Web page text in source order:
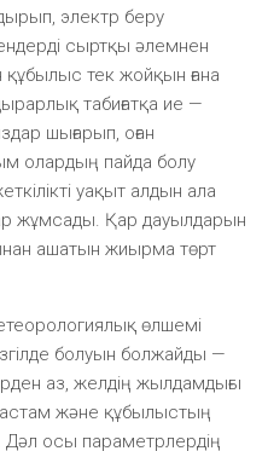
электр беру
сыртқы әлемнен
құбылыс тек жойқын ғана
табиғатқа ие —
шығарып, оған
олардың пайда болу
уақыт алдын ала
жұмсады. Қар дауылдарын
ашатын жиырма төрт
өлшемі
болуын болжайды —
аз, желдің жылдамдығы
және құбылыстың
Дәл осы параметрлердің